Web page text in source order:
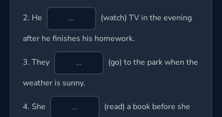
2. He
(watch) TV in the evening
after he finishes his homework.
3. They
(go) to the park when the
weather is sunny.
4. She
(read) a book before she